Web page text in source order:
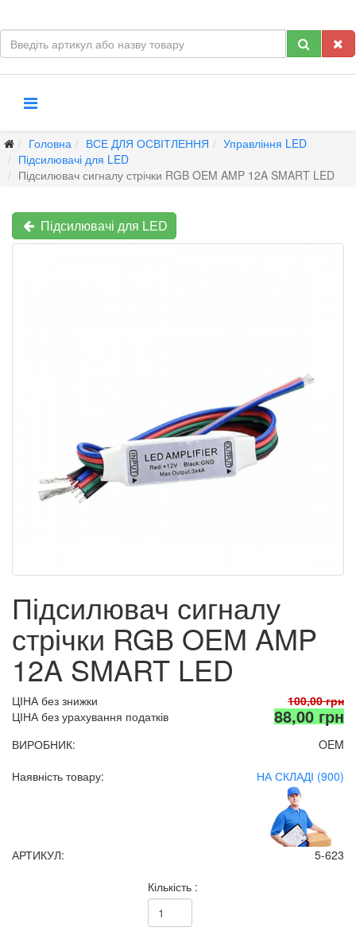
Головна ВСЕ ДЛЯ ОСВІТЛЕННЯ
Управління LED
Підсилювачі для LED
Підсилювач сигналу стрічки RGB OEM AMP 12A SMART LED
Підсилювачі для LED
Підсилювач сигналу
стрічки RGB OEM AMP
12A SMART LED
ЦІНА без знижки
100,00 грн
ЦІНА без урахування податків
88,00 грн
ВИРОБНИК:
OEM
Наявність товару:
НА СКЛАДІ (900)
АРТИКУЛ:
5-623
Кількість :